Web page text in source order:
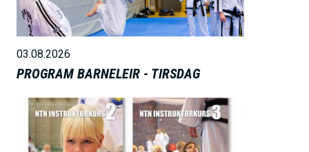
d
03.08.2026
PROGRAM BARNELEIR - TIRSDAG